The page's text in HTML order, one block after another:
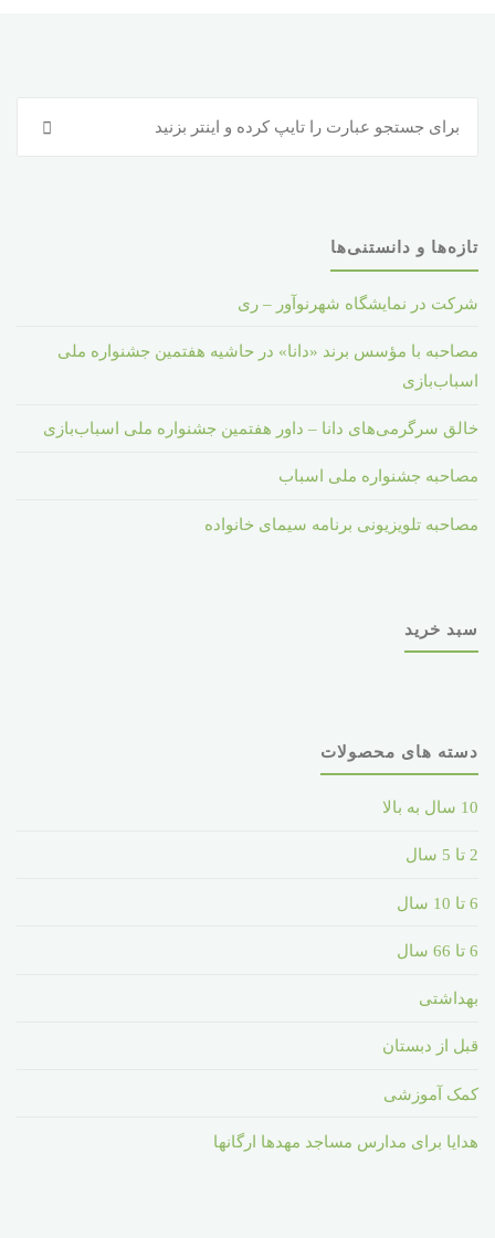
جستجو
تازه‌ها و دانستنی‌ها
شرکت در نمایشگاه شهرنوآور – ری
مصاحبه با مؤسس برند «دانا» در حاشیه هفتمین جشنواره ملی
اسباب‌بازی
خالق سرگرمی‌های دانا – داور هفتمین جشنواره ملی اسباب‌بازی
مصاحبه جشنواره ملی اسباب
مصاحبه تلویزیونی برنامه سیمای خانواده
سبد خرید
دسته های محصولات
10 سال به بالا
2 تا 5 سال
6 تا 10 سال
6 تا 66 سال
بهداشتی
قبل از دبستان
کمک آموزشی
هدایا برای مدارس مساجد مهدها ارگانها